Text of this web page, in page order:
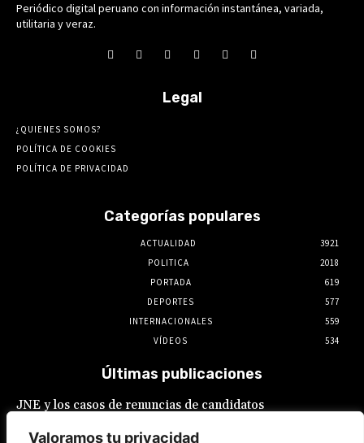
Valoramos tu privacidad
Periódico digital peruano con información instantánea, variada,
utilitaria y veraz.
Legal
¿QUIENES SOMOS?
POLÍTICA DE COOKIES
POLÍTICA DE PRIVACIDAD
Categorías populares
ACTUALIDAD
3921
POLITICA
2018
PORTADA
619
DEPORTES
577
INTERNACIONALES
559
VÍDEOS
534
Últimas publicaciones
JNE y los casos de renuncias de candidatos
Constitución está por encima del reglamento